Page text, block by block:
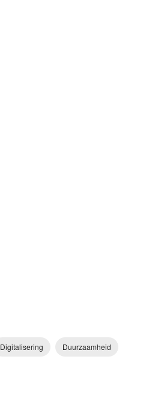
Digitalisering Duurzaamheid